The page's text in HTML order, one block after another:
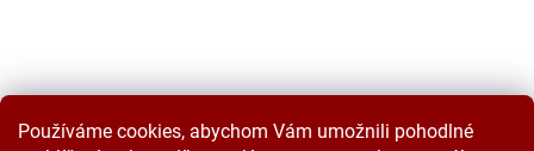
Používáme cookies, abychom Vám umožnili pohodlné